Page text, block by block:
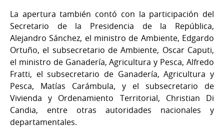
La apertura también contó con la participación del
Secretario de la Presidencia de la República,
Alejandro Sánchez, el ministro de Ambiente, Edgardo
Ortuño, el subsecretario de Ambiente, Oscar Caputi,
el ministro de Ganadería, Agricultura y Pesca, Alfredo
Fratti, el subsecretario de Ganadería, Agricultura y
Pesca, Matías Carámbula, y el subsecretario de
Vivienda y Ordenamiento Territorial, Christian Di
Candia, entre otras autoridades nacionales y
departamentales.